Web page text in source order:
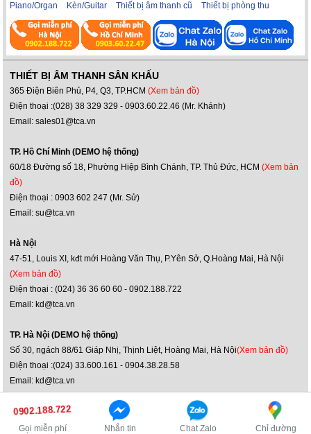
Piano/Organ
Kèn/Guitar Thiết bị âm thanh cũ Thiết bị phòng thu
THIẾT BỊ ÂM THANH SÂN KHẤU
365 Điện Biên Phủ, P4, Q3, TP.HCM(Xem bản đồ)
Điện thoại :(028) 38 329 329 - 0903.60.22.46 (Mr. Khánh)
Email: sales01@tca.vn
TP. Hồ Chí Minh (DEMO hệ thống)
60/18 Đường số 18, Phường Hiệp Bình Chánh, TP. Thủ Đức, HCM(Xem bản
đồ)
Điện thoại : 0903 602 247 (Mr. Sử)
Email: su@tca.vn
Hà Nội
47-51, Louis XI, kđt mới Hoàng Văn Thụ, P.Yên Sở, Q.Hoàng Mai, Hà Nội
(Xem bản đồ)
Điện thoại : (024) 36 36 60 60 - 0902.188.722
Email: kd@tca.vn
TP. Hà Nội (DEMO hệ thống)
Số 30, ngách 88/61 Giáp Nhị, Thịnh Liệt, Hoàng Mai, Hà Nội(Xem bản đồ)
Điện thoại :(024) 33.600.161 - 0904.38.28.58
Email: kd@tca.vn
Bản quyền ©2014 danamthanh.net
Truy cập phiên bản máy tính
0902.188.722
Gọi miễn phí Nhắn tin Chat Zalo Chỉ đường